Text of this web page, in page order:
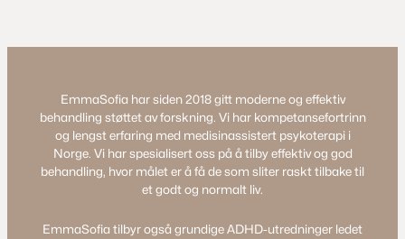
EmmaSofia har siden 2018 gitt moderne og effektiv
behandling støttet av forskning. Vi har kompetansefortrinn
og lengst erfaring med medisinassistert psykoterapi i
Norge. Vi har spesialisert oss på å tilby effektiv og god
behandling, hvor målet er å få de som sliter raskt tilbake til
et godt og normalt liv.
EmmaSofia tilbyr også grundige ADHD-utredninger ledet